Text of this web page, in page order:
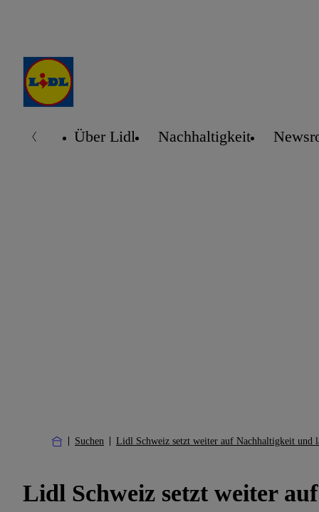
Über Lidl Nachhaltigkeit
Suchen Lidl Schweiz setzt weiter auf Nachhaltigkeit und
Lidl Schweiz setzt weiter